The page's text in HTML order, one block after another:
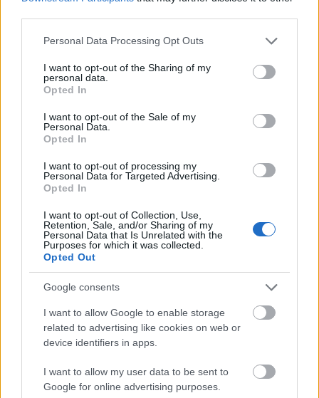
Please note that this website/app uses one or more Google
not limited to your visit or usage behaviour. You may click to
grant or deny consent to Google and its third-party tags to
use your data for below specified purposes in below Google
consent section.
Personal Data Processing Opt Outs
I want to opt-out of the Sharing of my
personal data.
Opted In
I want to opt-out of the Sale of my
Personal Data.
Opted In
I want to opt-out of processing my
Personal Data for Targeted Advertising.
Opted In
I want to opt-out of Collection, Use,
Retention, Sale, and/or Sharing of my
Personal Data that Is Unrelated with the
Purposes for which it was collected.
Opted Out
Google consents
I want to allow Google to enable storage
related to advertising like cookies on web or
device identifiers in apps.
I want to allow my user data to be sent to
Google for online advertising purposes.
nemrégiben megjelent elemzése szerint 2019-re az
vállalatoknál a technológia kiforrottságának és a
növekvő támogatói ökoszisztémának köszönhetően.* A
SUSE az OpenStack sokoldalú funkcióit továbbfejlesztve
és vállalati szintű támogatással kiegészítve segíti a
vállalatokat a felhőalapú környezetek kiépítésében” –
foglalta össze Hargitai Zsolt, a Magyarországi
Cloud 5 az alábbi előnyöket és képességeket biztosítja
az ügyfelek számára: • [b]Továbbfejlesztett hálózati
funkcionalitást és támogatást kínál harmadik fél által
fejlesztett OpenStack hálózati csatolókhoz. Elosztott
virtuális routing használatát teszi lehetővé, aminek
köszönhetően az egyes számítási fürtökön külön-külön,
illetve klaszterenként is kezelhetők a routing feladatok.
Az elosztott virtuális routing a SUSE OpenStack Cloud
telepítésének részeként konfigurálható, ezáltal a
megoldás jobb méretezhetőséget, teljesítményt és
rendelkezésre állást biztosít. • [b]Még hatékonyabb
működés: [/b]A SUSE OpenStack Cloud telepítési